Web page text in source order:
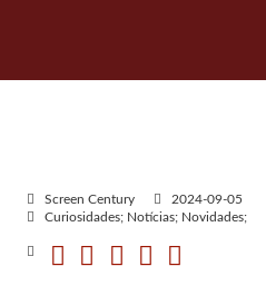
Screen Century
2024-09-05
Curiosidades; Notícias; Novidades;